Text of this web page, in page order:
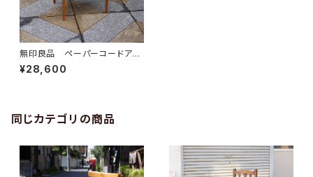
無印良品 ペーパーコードアー
ムチェア
¥28,600
同じカテゴリの商品